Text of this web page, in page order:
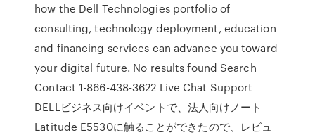
how the Dell Technologies portfolio of
consulting, technology deployment, education
and financing services can advance you toward
your digital future. No results found Search
Contact 1-866-438-3622 Live Chat Support
DELLビジネス向けイベントで、法人向けノート
Latitude E5530に触ることができたので、レビュ